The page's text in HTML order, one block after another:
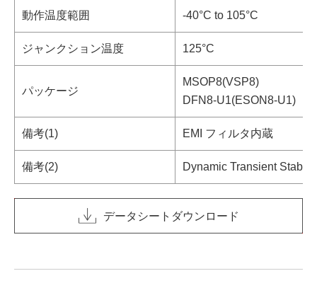
動作温度範囲 -40°C to 105°C
ジャンクション温度 125°C
パッケージ
MSOP8(VSP8)
DFN8-U1(ESON8-U1)
備考(1) EMI フィルタ内蔵
備考(2) Dynamic Transient
データシートダウンロード